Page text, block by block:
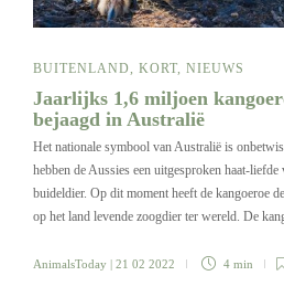
BUITENLAND KORT NIEUWS
Jaarlijks 1,6 miljoen
bejaagd in Australië
Het nationale symbool van Australië is
hebben de Aussies een uitgesproken haat-
buideldier. Op dit moment heeft de kangoeroe
op het land levende zoogdier ter wereld. De
AnimalsToday | 21 02 2022 4 min